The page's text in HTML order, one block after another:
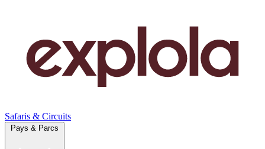
Safaris & Circuits